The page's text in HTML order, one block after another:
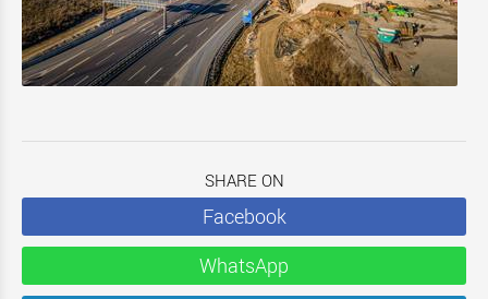
SHARE ON
Facebook
WhatsApp